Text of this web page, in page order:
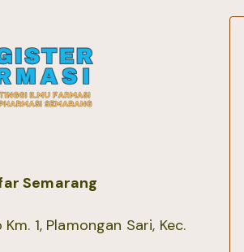
Semarang
1, Plamongan Sari, Kec.